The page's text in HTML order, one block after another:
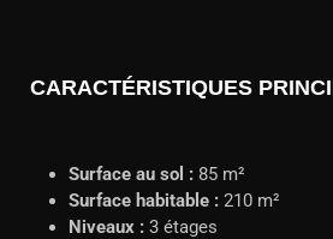
CARACTÉRISTIQUES
Surface au sol : 85 m²
Surface habitable : 210 m²
Niveaux : 3 étages